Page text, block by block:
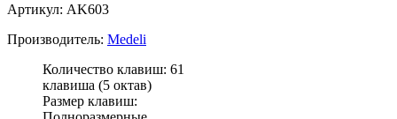
Артикул: AK603
Производитель: Medeli
Количество клавиш: 61
клавиша (5 октав)
Размер клавиш: